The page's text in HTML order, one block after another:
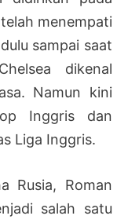
menempati
sampai saat
dikenal
Namun kini
Inggris dan
Liga Inggris.
Rusia, Roman
salah satu